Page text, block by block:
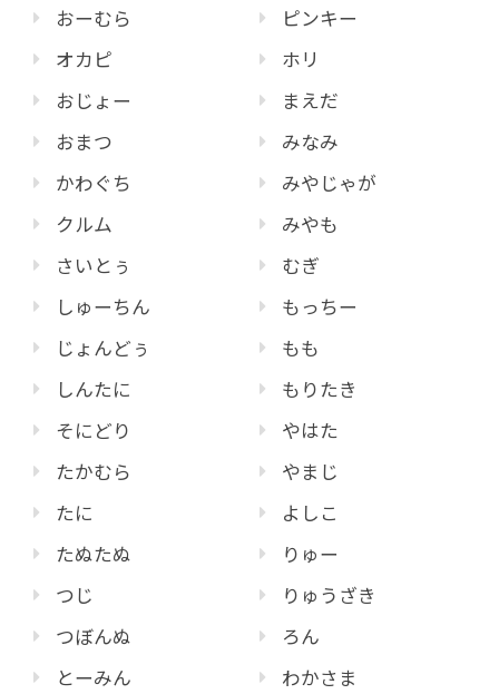
おーむら
オカピ
おじょー
おまつ
かわぐち
クルム
さいとぅ
しゅーちん
じょんどぅ
しんたに
そにどり
たかむら
たに
たぬたぬ
つじ
つぼんぬ
とーみん
ピンキー
ホリ
まえだ
みなみ
みやじゃが
みやも
むぎ
もっちー
もも
もりたき
やはた
やまじ
よしこ
りゅー
りゅうざき
ろん
わかさま